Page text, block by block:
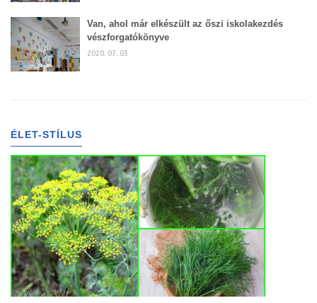
Van, ahol már elkészült az őszi iskolakezdés
vészforgatókönyve
2020. 07. 03
ÉLET-STÍLUS